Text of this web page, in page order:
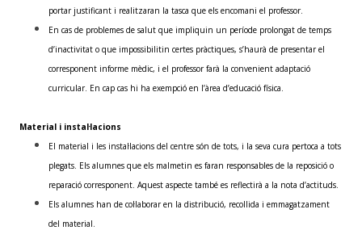
portar justificant i realitzaran la tasca que els encomani el professor.
En cas de problemes de salut que impliquin un període prolongat de temps
d’inactivitat o que impossibilitin certes pràctiques, s’haurà de presentar el
corresponent informe mèdic, i el professor farà la convenient adaptació
curricular. En cap cas hi ha exempció en l’àrea d’educació física.
Material i instal·lacions
El material i les instal·lacions del centre són de tots, i la seva cura pertoca a tots
plegats. Els alumnes que els malmetin es faran responsables de la reposició o
reparació corresponent. Aquest aspecte també es reflectirà a la nota d’actituds.
Els alumnes han de col·laborar en la distribució, recollida i emmagatzament
del material.